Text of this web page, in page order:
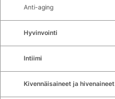
Anti-aging
Hyvinvointi
Intiimi
Kivennäisaineet ja hivenaineet